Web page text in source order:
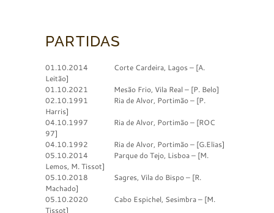
PARTIDAS
01.10.2014 Corte Cardeira, Lagos – [A.
Leitão]
01.10.2021 Mesão Frio, Vila Real – [P. Belo]
02.10.1991 Ria de Alvor, Portimão – [P.
Harris]
04.10.1997 Ria de Alvor, Portimão – [ROC
97]
04.10.1992 Ria de Alvor, Portimão – [G.Elias]
05.10.2014 Parque do Tejo, Lisboa – [M.
Lemos, M. Tissot]
05.10.2018 Sagres, Vila do Bispo – [R.
Machado]
05.10.2020 Cabo Espichel, Sesimbra – [M.
Tissot]